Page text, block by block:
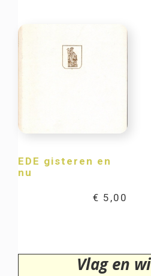
EDE gisteren en
nu
€ 5,00
Vlag en